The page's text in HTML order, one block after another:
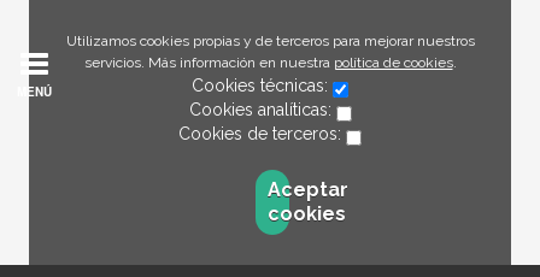
Utilizamos cookies propias y de terceros para mejorar nuestros
servicios. Más información en nuestra política de cookies.
Cookies técnicas:
Cookies analíticas:
Cookies de terceros:
Aceptar
cookies
MENÚ